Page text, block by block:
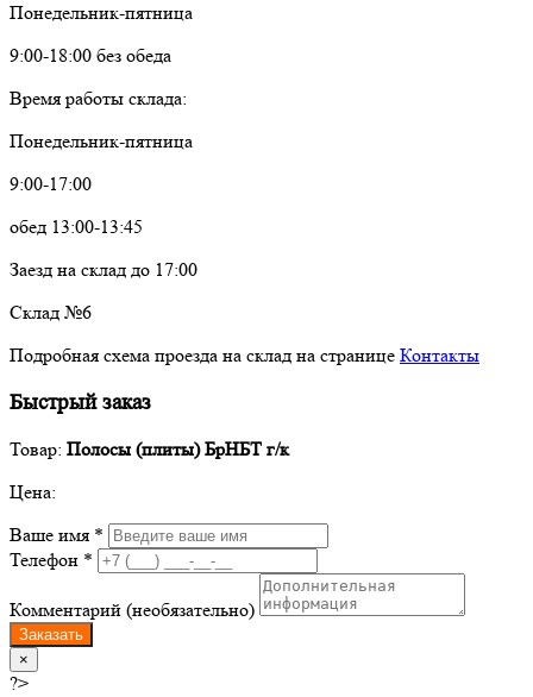
Понедельник-пятница
9:00-18:00 без обеда
Время работы склада:
Понедельник-пятница
9:00-17:00
обед 13:00-13:45
Заезд на склад до 17:00
Склад №6
Подробная схема проезда на склад на странице Контакты
Быстрый заказ
Товар: Полосы (плиты) БрНБТ г/к
Цена:
Ваше имя *
Телефон *
Комментарий (необязательно)
Заказать
×
?>